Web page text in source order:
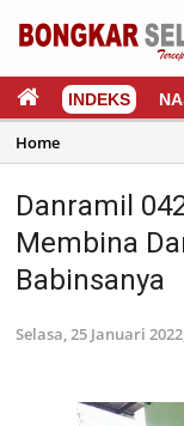
INDEKS
Home
Danramil
Membina
Babinsanya
Selasa, 25 Januari